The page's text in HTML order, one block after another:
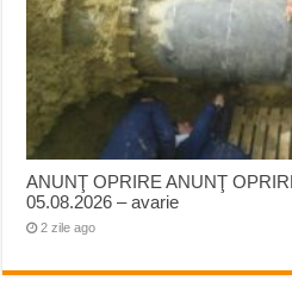
ANUNŢ OPRIRE ANUNŢ
05.08.2026 – avarie
2 zile ago